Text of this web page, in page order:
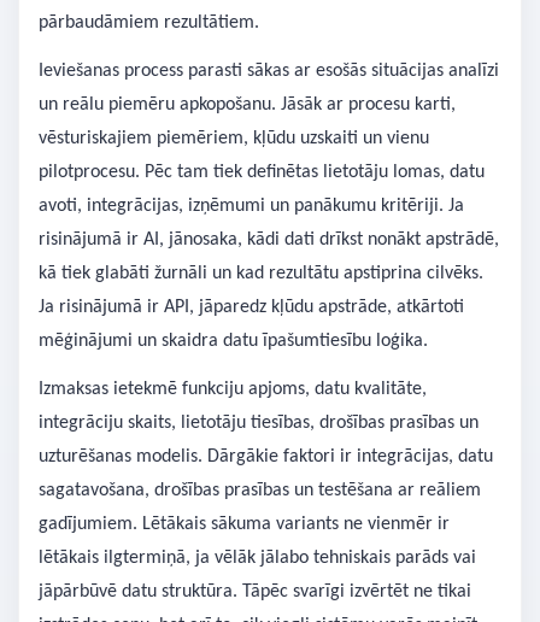
pārbaudāmiem rezultātiem.
Ieviešanas process parasti sākas ar esošās situācijas analīzi
un reālu piemēru apkopošanu. Jāsāk ar procesu karti,
vēsturiskajiem piemēriem, kļūdu uzskaiti un vienu
pilotprocesu. Pēc tam tiek definētas lietotāju lomas, datu
avoti, integrācijas, izņēmumi un panākumu kritēriji. Ja
risinājumā ir AI, jānosaka, kādi dati drīkst nonākt apstrādē,
kā tiek glabāti žurnāli un kad rezultātu apstiprina cilvēks.
Ja risinājumā ir API, jāparedz kļūdu apstrāde, atkārtoti
mēģinājumi un skaidra datu īpašumtiesību loģika.
Izmaksas ietekmē funkciju apjoms, datu kvalitāte,
integrāciju skaits, lietotāju tiesības, drošības prasības un
uzturēšanas modelis. Dārgākie faktori ir integrācijas, datu
sagatavošana, drošības prasības un testēšana ar reāliem
gadījumiem. Lētākais sākuma variants ne vienmēr ir
lētākais ilgtermiņā, ja vēlāk jālabo tehniskais parāds vai
jāpārbūvē datu struktūra. Tāpēc svarīgi izvērtēt ne tikai